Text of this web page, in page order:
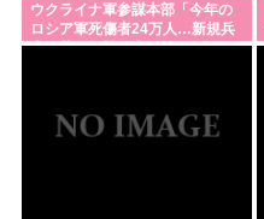
ウクライナ軍参謀本部「今年の
ロシア軍死傷者24万人…新規兵
力の募集規模を上回る」！